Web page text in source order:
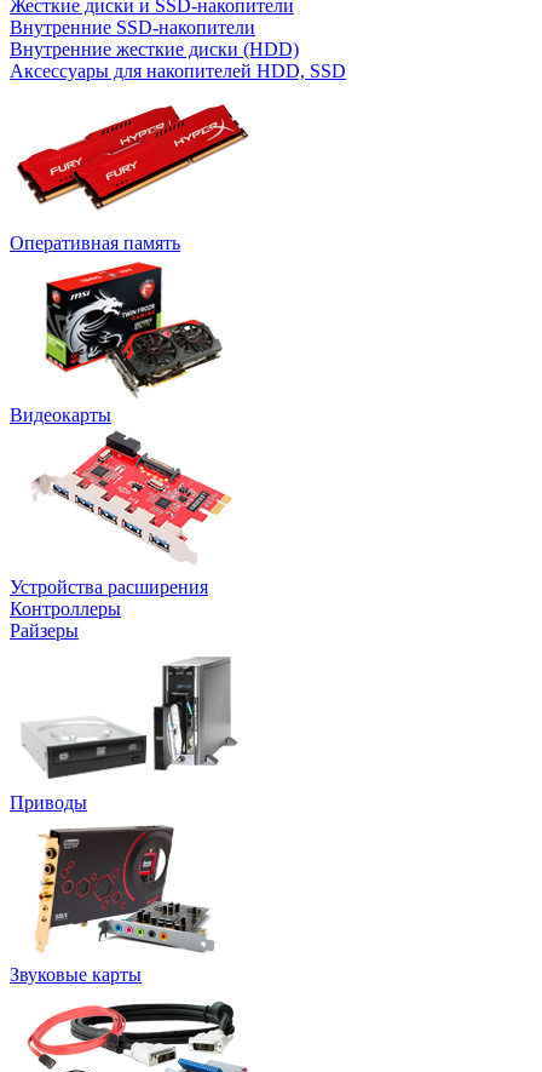
Жесткие диски и SSD-накопители
Внутренние SSD-накопители
Внутренние жесткие диски (HDD)
Аксессуары для накопителей HDD, SSD
Оперативная память
Видеокарты
Устройства расширения
Контроллеры
Райзеры
Приводы
Звуковые карты